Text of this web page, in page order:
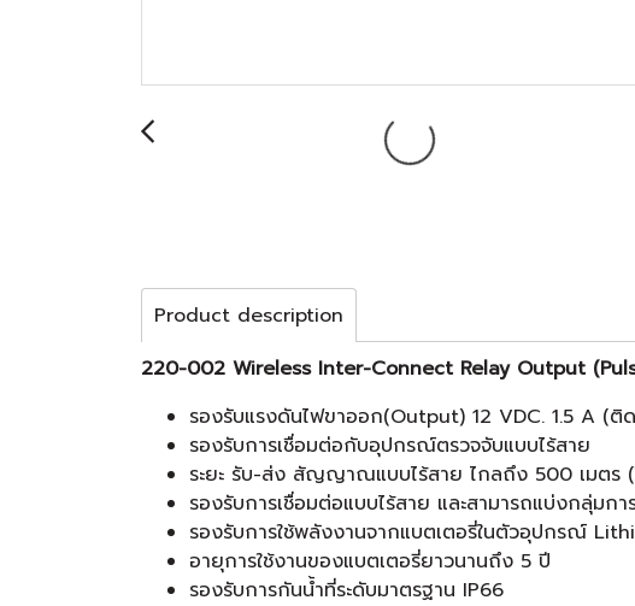
Product description
220-002 Wireless Inter-Connect Relay Output
รองรับแรงดันไฟขาออก(Output) 12 VDC. 1.5 A (ติ
รองรับการเชื่อมต่อกับอุปกรณ์ตรวจจับแบบไร้สาย
ระยะ รับ-ส่ง สัญญาณแบบไร้สาย ไกลถึง 500 เมตร (
รองรับการเชื่อมต่อแบบไร้สาย และสามารถแบ่งกลุ่มกา
รองรับการใช้พลังงานจากแบตเตอรี่ในตัวอุปกรณ์
อายุการใช้งานของแบตเตอรี่ยาวนานถึง 5 ปี
รองรับการกันน้ำที่ระดับมาตรฐาน IP66